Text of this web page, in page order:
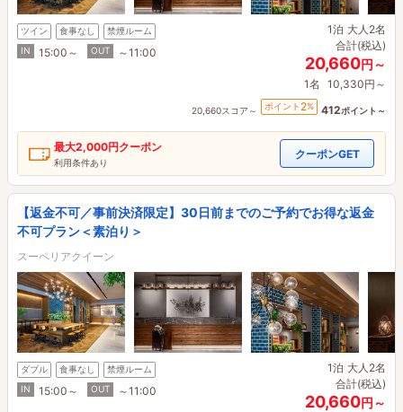
ツイン 食事なし
禁煙ルーム
IN
15:00～ OUT ～11:00
1泊 大人2名
合計(税込)
20,660円～
1名 10,330円～
20,660スコア～ ポイント 2% 412ポイント～
最大2,000円クーポン
利用条件あり
クーポンGET
【返金不可／事前決済限定】30日前までのご予約でお得な返金
不可プラン＜素泊り＞
スーペリアクイーン
ダブル 食事なし
禁煙ルーム
IN
15:00～ OUT ～11:00
1泊 大人2名
合計(税込)
20,660円～